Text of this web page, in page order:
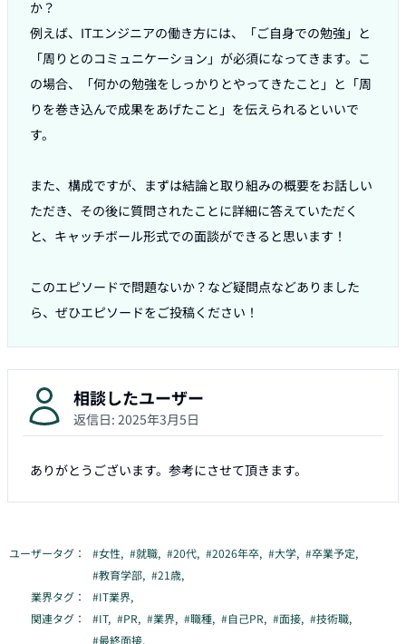
か？
例えば、ITエンジニアの働き方には、「ご自身での勉強」と
「周りとのコミュニケーション」が必須になってきます。こ
の場合、「何かの勉強をしっかりとやってきたこと」と「周
りを巻き込んで成果をあげたこと」を伝えられるといいで
す。
また、構成ですが、まずは結論と取り組みの概要をお話しい
ただき、その後に質問されたことに詳細に答えていただく
と、キャッチボール形式での面談ができると思います！
このエピソードで問題ないか？など疑問点などありました
ら、ぜひエピソードをご投稿ください！
相談したユーザー
返信日: 2025年3月5日
ありがとうございます。参考にさせて頂きます。
ユーザータグ： #女性, #就職, #20代, #2026年卒, #大学, #卒業予定,
#教育学部, #21歳,
業界タグ：
#IT業界,
関連タグ：
#IT, #PR, #業界, #職種, #自己PR, #面接, #技術職,
#最終面接,